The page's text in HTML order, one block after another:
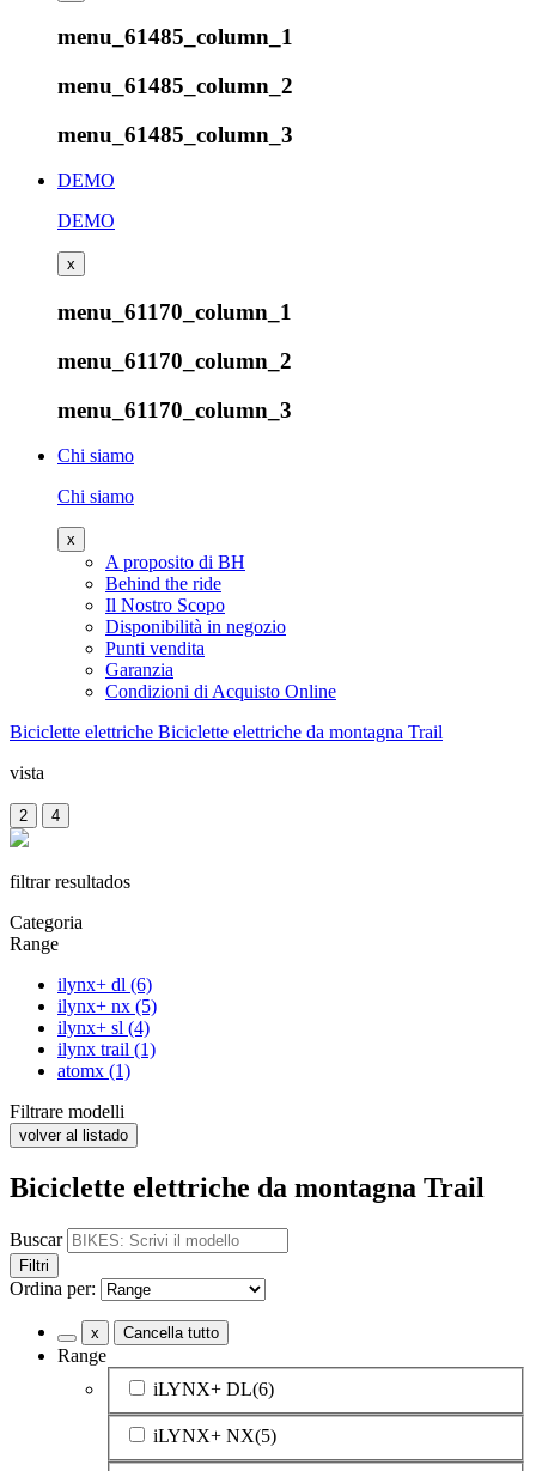
menu_61485_column_1
menu_61485_column_2
menu_61485_column_3
DEMO
DEMO
x
menu_61170_column_1
menu_61170_column_2
menu_61170_column_3
Chi siamo
Chi siamo
x
A proposito di BH
Behind the ride
Il Nostro Scopo
Disponibilità in negozio
Punti vendita
Garanzia
Condizioni di Acquisto Online
Biciclette elettriche Biciclette elettriche da montagna Trail
vista
2 4
filtrar resultados
Categoria
Range
ilynx+ dl (6)
ilynx+ nx (5)
ilynx+ sl (4)
ilynx trail (1)
atomx (1)
Filtrare modelli
volver al listado
Biciclette elettriche da montagna Trail
Buscar
Filtri
Ordina per:
x Cancella tutto
Range
iLYNX+ DL(6)
iLYNX+ NX(5)